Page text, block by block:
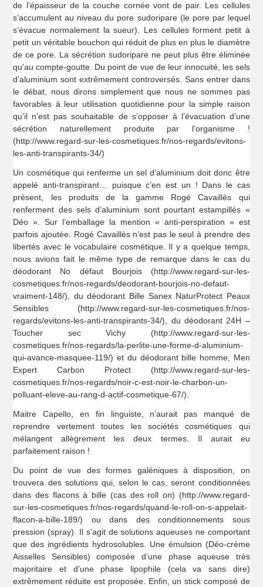
de l’épaisseur de la couche cornée vont de pair. Les cellules
s’accumulent au niveau du pore sudoripare (le pore par lequel
s’évacue normalement la sueur). Les cellules forment petit à
petit un véritable bouchon qui réduit de plus en plus le diamètre
de ce pore. La sécrétion sudoripare ne peut plus être éliminée
qu’au compte-goutte. Du point de vue de leur innocuité, les sels
d’aluminium sont extrêmement controversés. Sans entrer dans
le débat, nous dirons simplement que nous ne sommes pas
favorables à leur utilisation quotidienne pour la simple raison
qu’il n’est pas souhaitable de s’opposer à l’évacuation d’une
sécrétion naturellement produite par l’organisme !
(http://www.regard-sur-les-cosmetiques.fr/nos-regards/evitons-
les-anti-transpirants-34/)
Un cosmétique qui renferme un sel d’aluminium doit donc être
appelé anti-transpirant… puisque c’en est un ! Dans le cas
présent, les produits de la gamme Rogé Cavaillès qui
renferment des sels d’aluminium sont pourtant estampillés «
Déo ». Sur l’emballage la mention « anti-perspiration » est
parfois ajoutée. Rogé Cavaillès n’est pas le seul à prendre des
libertés avec le vocabulaire cosmétique. Il y a quelque temps,
nous avions fait le même type de remarque dans le cas du
déodorant No défaut Bourjois (http://www.regard-sur-les-
cosmetiques.fr/nos-regards/deodorant-bourjois-no-defaut-
vraiment-148/), du déodorant Bille Sanex NaturProtect Peaux
Sensibles (http://www.regard-sur-les-cosmetiques.fr/nos-
regards/evitons-les-anti-transpirants-34/), du déodorant 24H –
Toucher sec Vichy (http://www.regard-sur-les-
cosmetiques.fr/nos-regards/la-perlite-une-forme-d-aluminium-
qui-avance-masquee-119/) et du déodorant bille homme, Men
Expert Carbon Protect (http://www.regard-sur-les-
cosmetiques.fr/nos-regards/noir-c-est-noir-le-charbon-un-
polluant-eleve-au-rang-d-actif-cosmetique-67/).
Maitre Capello, en fin linguiste, n’aurait pas manqué de
reprendre vertement toutes les sociétés cosmétiques qui
mélangent allègrement les deux termes. Il aurait eu
parfaitement raison !
Du point de vue des formes galéniques à disposition, on
trouvera des solutions qui, selon le cas, seront conditionnées
dans des flacons à bille (cas des roll on) (http://www.regard-
sur-les-cosmetiques.fr/nos-regards/quand-le-roll-on-s-appelait-
flacon-a-bille-189/) ou dans des conditionnements sous
pression (spray). Il s’agit de solutions aqueuses ne comportant
que des ingrédients hydrosolubles. Une émulsion (Déo-crème
Aisselles Sensibles) composée d’une phase aqueuse très
majoritaire et d’une phase lipophile (cela va sans dire)
extrêmement réduite est proposée. Enfin, un stick composé de